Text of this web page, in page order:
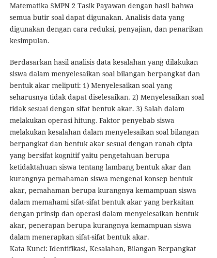
Matematika SMPN 2 Tasik Payawan dengan hasil bahwa
semua butir soal dapat digunakan. Analisis data yang
digunakan dengan cara reduksi, penyajian, dan penarikan
kesimpulan.
Berdasarkan hasil analisis data kesalahan yang dilakukan
siswa dalam menyelesaikan soal bilangan berpangkat dan
bentuk akar meliputi: 1) Menyelesaikan soal yang
seharusnya tidak dapat diselesaikan. 2) Menyelesaikan soal
tidak sesuai dengan sifat bentuk akar. 3) Salah dalam
melakukan operasi hitung. Faktor penyebab siswa
melakukan kesalahan dalam menyelesaikan soal bilangan
berpangkat dan bentuk akar sesuai dengan ranah cipta
yang bersifat kognitif yaitu pengetahuan berupa
ketidaktahuan siswa tentang lambang bentuk akar dan
kurangnya pemahaman siswa mengenai konsep bentuk
akar, pemahaman berupa kurangnya kemampuan siswa
dalam memahami sifat-sifat bentuk akar yang berkaitan
dengan prinsip dan operasi dalam menyelesaikan bentuk
akar, penerapan berupa kurangnya kemampuan siswa
dalam menerapkan sifat-sifat bentuk akar.
Kata Kunci: Identifikasi, Kesalahan, Bilangan Berpangkat